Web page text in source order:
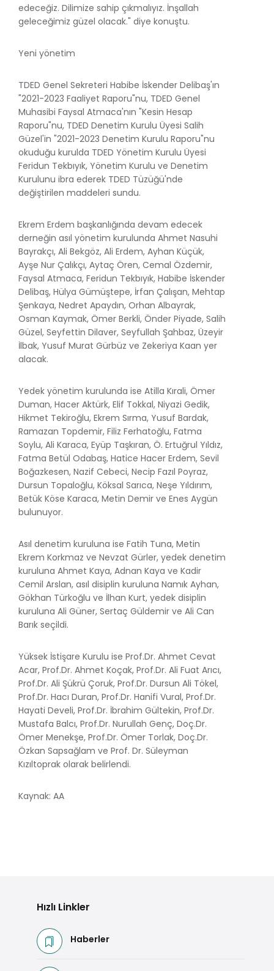
edeceğiz. Dilimize sahip çıkmalıyız. İnşallah
geleceğimiz güzel olacak." diye konuştu.
Yeni yönetim
TDED Genel Sekreteri Habibe İskender Delibaş'ın
"2021-2023 Faaliyet Raporu"nu, TDED Genel
Muhasibi Faysal Atmaca'nın "Kesin Hesap
Raporu"nu, TDED Denetim Kurulu Üyesi Salih
Güzel'in "2021-2023 Denetim Kurulu Raporu"nu
okuduğu kurulda TDED Yönetim Kurulu Üyesi
Feridun Tekbıyık, Yönetim Kurulu ve Denetim
Kurulunu ibra ederek TDED Tüzüğü'nde
değiştirilen maddeleri sundu.
Ekrem Erdem başkanlığında devam edecek
derneğin asıl yönetim kurulunda Ahmet Nasuhi
Bayrakçı, Ali Bekgöz, Ali Erdem, Ayhan Küçük,
Ayşe Nur Çalıkçı, Aytaç Ören, Cemal Özdemir,
Faysal Atmaca, Feridun Tekbıyık, Habibe İskender
Delibaş, Hülya Gümüştepe, İrfan Çalışan, Mehtap
Şenkaya, Nedret Apaydın, Orhan Albayrak,
Osman Kaymak, Ömer Berkli, Önder Piyade, Salih
Güzel, Seyfettin Dilaver, Seyfullah Şahbaz, Üzeyir
İlbak, Yusuf Murat Gürbüz ve Zekeriya Kaan yer
alacak.
Yedek yönetim kurulunda ise Atilla Kırali, Ömer
Duman, Hacer Aktürk, Elif Tokkal, Niyazi Gedik,
Hikmet Tekiroğlu, Ekrem Sırma, Yusuf Bardak,
Ramazan Topdemir, Filiz Ferhatoğlu, Fatma
Soylu, Ali Karaca, Eyüp Taşkıran, Ö. Ertuğrul Yıldız,
Fatma Betül Odabaş, Hatice Hacer Erdem, Sevil
Boğazkesen, Nazif Cebeci, Necip Fazıl Poyraz,
Dursun Topaloğlu, Köksal Sarıca, Neşe Yıldırım,
Betük Köse Karaca, Metin Demir ve Enes Aygün
bulunuyor.
Asıl denetim kuruluna ise Fatih Tuna, Metin
Ekrem Korkmaz ve Nevzat Gürler, yedek denetim
kuruluna Ahmet Kaya, Adnan Kaya ve Kadir
Cemil Arslan, asıl disiplin kuruluna Namık Ayhan,
Gökhan Türkoğlu ve İlhan Kurt, yedek disiplin
kuruluna Ali Güner, Sertaç Güldemir ve Ali Can
Barık seçildi.
Yüksek İstişare Kurulu ise Prof.Dr. Ahmet Cevat
Acar, Prof.Dr. Ahmet Koçak, Prof.Dr. Ali Fuat Arıcı,
Prof.Dr. Ali Şükrü Çoruk, Prof.Dr. Dursun Ali Tökel,
Prof.Dr. Hacı Duran, Prof.Dr. Hanifi Vural, Prof.Dr.
Hayati Develi, Prof.Dr. İbrahim Gültekin, Prof.Dr.
Mustafa Balcı, Prof.Dr. Nurullah Genç, Doç.Dr.
Ömer Menekşe, Prof.Dr. Ömer Torlak, Doç.Dr.
Özkan Sapsağlam ve Prof. Dr. Süleyman
Kızıltoprak olarak belirlendi.
Kaynak: AA
Hızlı Linkler
Haberler